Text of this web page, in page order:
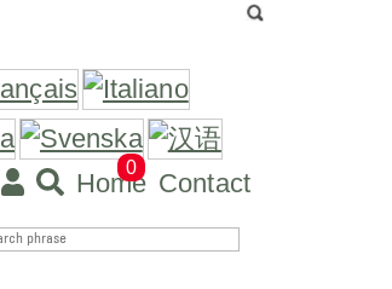
0
Home Contact